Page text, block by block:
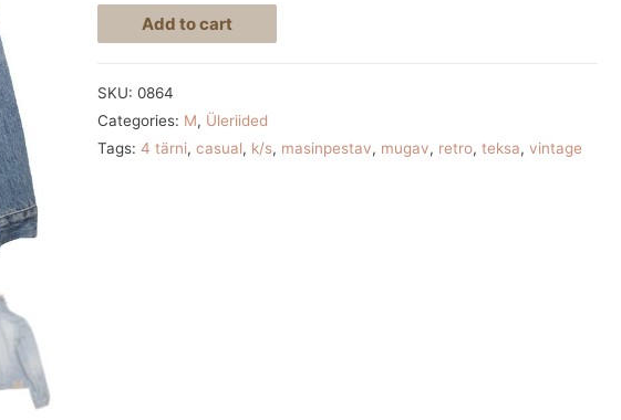
Add to cart
SKU:0864
Categories: M, Üleriided
Tags:4 tärni,casual, k/s, masinpestav, mugav, retro,teksa,vintage